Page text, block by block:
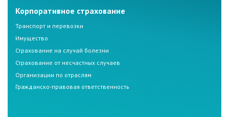
Корпоративное страхование
Транспорт и перевозки
Имущество
Страхование на случай болезни
Страхование от несчастных случаев
Организации по отраслям
Гражданско-правовая ответственность